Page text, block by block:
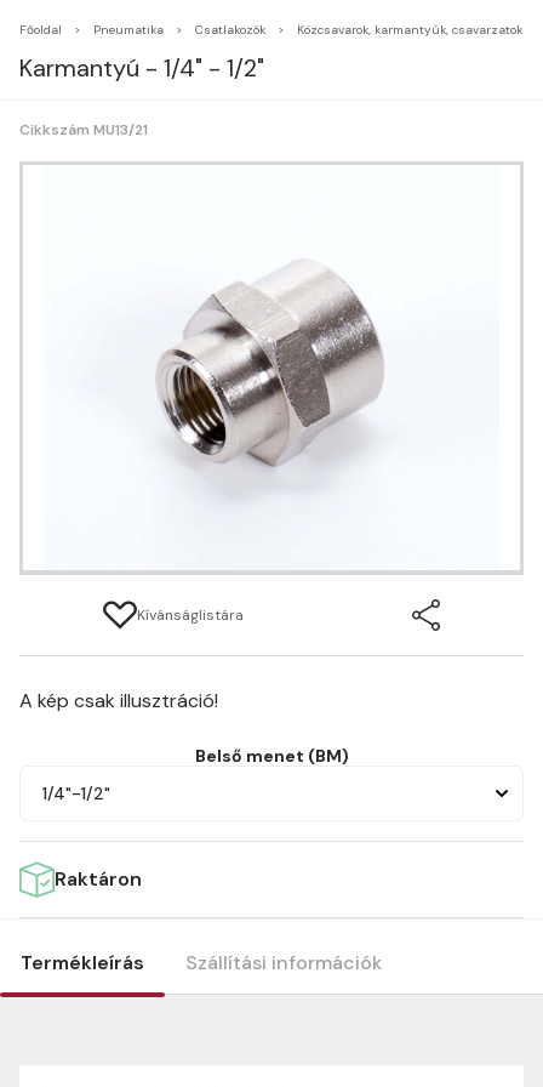
Főoldal Pneumatika Csatlakozók Közcsavarok, karmantyúk, csavarzatok
Karmantyú - 1/4" - 1/2"
Cikkszám MU13/21
Kívánságlistára
A kép csak illusztráció!
Belső menet (BM)
1/4"-1/2"
Raktáron
Termékleírás Szállítási információk